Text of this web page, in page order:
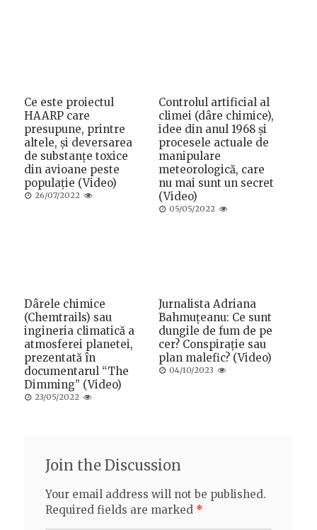
Ce este proiectul
HAARP care
presupune, printre
altele, și deversarea
de substanțe toxice
din avioane peste
populație (Video)
Posted
26/07/2022
Controlul artificial al
climei (dâre chimice),
idee din anul 1968 și
procesele actuale de
manipulare
meteorologică, care
nu mai sunt un secret
(Video)
Posted
05/05/2022
Dârele chimice
(Chemtrails) sau
ingineria climatică a
atmosferei planetei,
prezentată în
documentarul “The
Dimming” (Video)
Posted
23/05/2022
Jurnalista Adriana
Bahmuțeanu: Ce sunt
dungile de fum de pe
cer? Conspirație sau
plan malefic? (Video)
Posted
04/10/2023
Join the Discussion
Your email address will not be published.
Required fields are marked *